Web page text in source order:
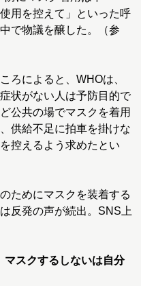
用を控えて」といった呼
で物議を醸した。（参
ろによると、WHOは、
状がない人は予防目的で
公共の場でマスクを着用
供給不足に拍車を掛けな
控えるよう求めたとい
ためにマスクを装着する
反発の声が続出。SNS上
マスクするしないは自分